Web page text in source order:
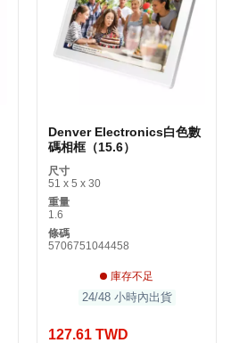
Denver Electronics白色數
碼相框（15.6）
尺寸
51 x 5 x 30
重量
1.6
條碼
5706751044458
庫存不足
24/48 小時內出貨
127.61 TWD